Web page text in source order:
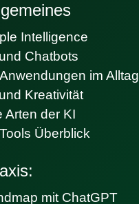
Intelligence
Chatbots
im Alltag
Kreativität
Arten der KI
Überblick
mit ChatGPT